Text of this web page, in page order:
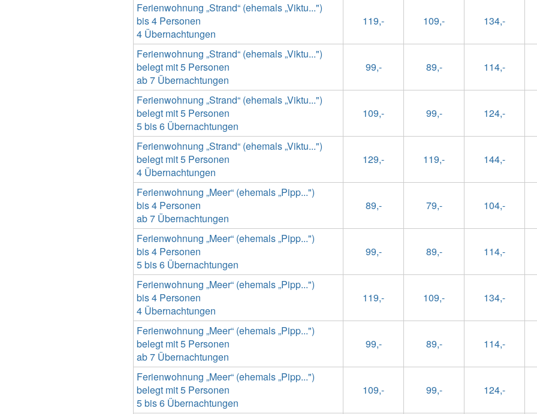
Ferienwohnung „Strand“ (ehemals „Viktu...")
bis 4 Personen
4 Übernachtungen
Ferienwohnung „Strand“ (ehemals „Viktu...")
belegt mit 5 Personen
ab 7 Übernachtungen
Ferienwohnung „Strand“ (ehemals „Viktu...")
belegt mit 5 Personen
5 bis 6 Übernachtungen
Ferienwohnung „Strand“ (ehemals „Viktu...")
belegt mit 5 Personen
4 Übernachtungen
Ferienwohnung „Meer“ (ehemals „Pipp...")
bis 4 Personen
ab 7 Übernachtungen
Ferienwohnung „Meer“ (ehemals „Pipp...")
bis 4 Personen
5 bis 6 Übernachtungen
Ferienwohnung „Meer“ (ehemals „Pipp...")
bis 4 Personen
4 Übernachtungen
Ferienwohnung „Meer“ (ehemals „Pipp...")
belegt mit 5 Personen
ab 7 Übernachtungen
Ferienwohnung „Meer“ (ehemals „Pipp...")
belegt mit 5 Personen
5 bis 6 Übernachtungen
119,- 109,- 134,-
99,- 89,- 114,-
109,- 99,- 124,-
129,- 119,- 144,-
89,- 79,- 104,-
99,- 89,- 114,-
119,- 109,- 134,-
99,- 89,- 114,-
109,- 99,- 124,-